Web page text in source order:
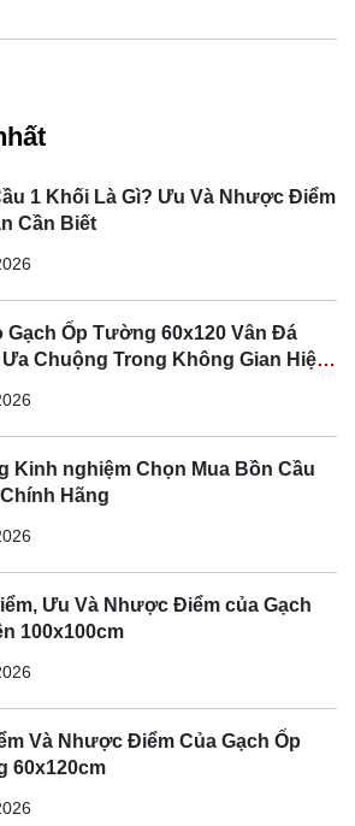
1 Khối Là Gì? Ưu Và Nhược Điểm
Cần Biết
Gạch Ốp Tường 60x120 Vân Đá
Chuộng Trong Không Gian Hiện
Kinh nghiệm Chọn Mua Bồn Cầu
Hãng
Ưu Và Nhược Điểm của Gạch
100x100cm
Và Nhược Điểm Của Gạch Ốp
60x120cm